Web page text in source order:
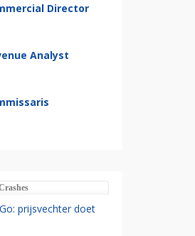
Director
Analyst
prijsvechter doet